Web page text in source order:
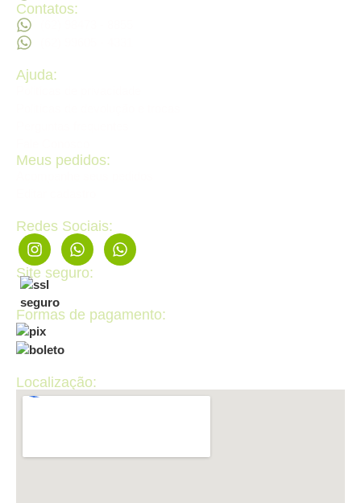
Contatos:
Ajuda:
Meus pedidos:
Redes Sociais:
Site seguro:
Formas de pagamento:
Localização: